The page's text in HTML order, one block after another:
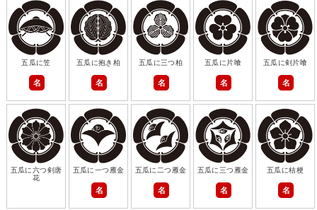
五瓜に笠
名
五瓜に抱き柏
名
五瓜に三つ柏
名
五瓜に片喰
名
五瓜に剣片喰
名
五瓜に六つ剣唐
花
五瓜に一つ雁金
名
五瓜に二つ雁金
名
五瓜に三つ雁金
名
五瓜に桔梗
名